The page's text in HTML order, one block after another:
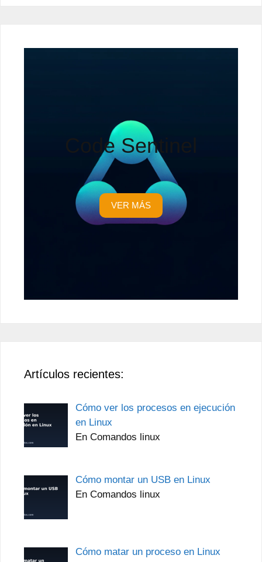
Code Sentinel
VER MÁS
Artículos recientes:
Cómo ver los procesos en ejecución
en Linux
En Comandos linux
Cómo montar un USB en Linux
En Comandos linux
Cómo matar un proceso en Linux